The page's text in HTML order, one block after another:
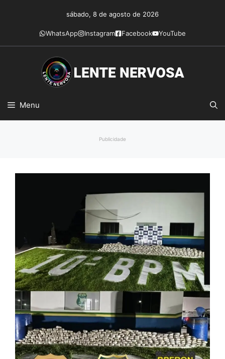
conteúdo
sábado, 8 de agosto de 2026
WhatsApp Instagram Facebook YouTube
Menu
Publicidade